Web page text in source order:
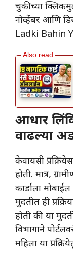
चुकीच्या
नोव्हेंबर आणि
Ladki Bahin
आधार
वाढल्या
​केवायसी
होती. मात्र,
कार्डाला
मुदतीत ही
होती की या
विभागाने
महिला या